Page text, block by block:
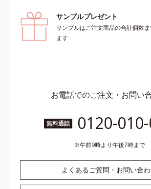
サンプルプレゼント
サンプルはご注文商品の合計個数
ます
お電話でのご注文・お問い
無料通話 0120-
午前9時より午後7時まで
よくあるご質問・お問い合